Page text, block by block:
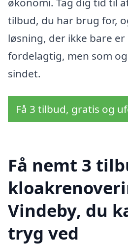
tilbud, du har brug for,
løsning, der ikke bare
fordelagtig, men som
sindet.
Få 3 tilbud, gratis og
Få nemt 3
Vindeby, du
tryg ved